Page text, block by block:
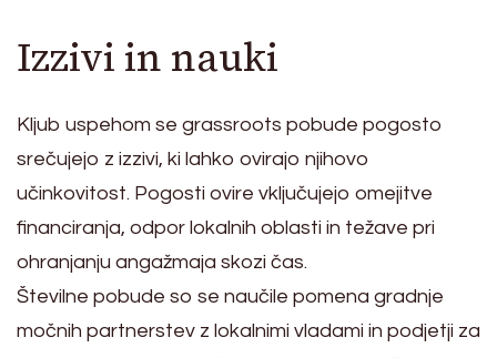
Izzivi in nauki
Kljub uspehom se grassroots pobude pogosto
srečujejo z izzivi, ki lahko ovirajo njihovo
učinkovitost. Pogosti ovire vključujejo omejitve
financiranja, odpor lokalnih oblasti in težave pri
ohranjanju angažmaja skozi čas.
Številne pobude so se naučile pomena gradnje
močnih partnerstev z lokalnimi vladami in podjetji za